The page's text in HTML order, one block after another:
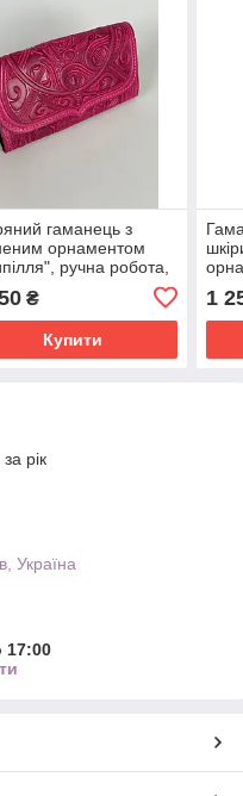
гаманець з
орнаментом
ручна робота,
кольору, 20х10
₴
Купити
1
рік
Україна
17:00